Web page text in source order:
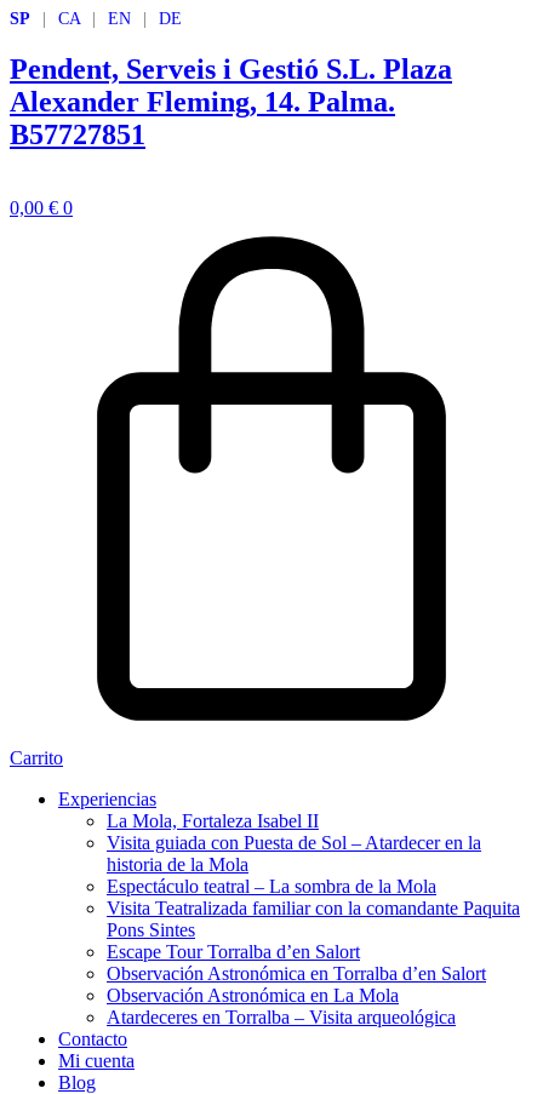
Ir
contenido
SP CA EN DE
Pendent, Serveis i Gestió S.L. Plaza
Alexander Fleming, 14. Palma.
B57727851
0,00 € 0
Carrito
Experiencias
La Mola, Fortaleza Isabel II
Visita guiada con Puesta de Sol – Atardecer en la
historia de la Mola
Espectáculo teatral – La sombra de la Mola
Visita Teatralizada familiar con la comandante Paquita
Pons Sintes
Escape Tour Torralba d’en Salort
Observación Astronómica en Torralba d’en Salort
Observación Astronómica en La Mola
Atardeceres en Torralba – Visita arqueológica
Contacto
Mi cuenta
Blog